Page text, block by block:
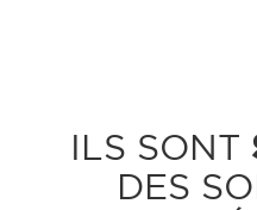
ILS SONT
DES